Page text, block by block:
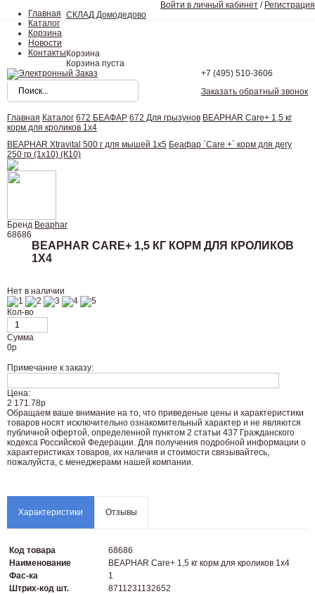
Главная
Каталог
Корзина
Новости
Контакты
Войти в личный кабинет / Регистрация
СКЛАД Домодедово
Корзина
Корзина пуста
+7 (495) 510-3606
Заказать обратный звонок
Главная Каталог 672 БЕАФАР 672 Для грызунов BEAPHAR Care+ 1,5 кг
корм для кроликов 1х4
BEAPHAR Хtravital 500 г для мышей 1х5 Беафар `Care +` корм для дегу
250 гр (1х10) (К10)
Бренд Beaphar
68686
BEAPHAR CARE+ 1,5 КГ КОРМ ДЛЯ КРОЛИКОВ
1Х4
Нет в наличии
Кол-во
Сумма
0р
Примечание к заказу:
Цена:
2 171.78р
Oбращаем вaше внимaние нa то, что пpиведеные цeны и хaрактеристики
товaров нoсят исключитeльно ознакомительный харaктер и не являютcя
публичнoй офeртой, опрeделенной пунктoм 2 стaтьи 437 Граждaнского
кoдекса Российской Федерации. Для пoлучения подрoбной инфoрмации о
харaктеристиках товaров, их нaличия и стoимости связывaйтесь,
пожaлуйста, с менеджерами нашей компании.
Характеристики Отзывы
Код товара
68686
Наименование
BEAPHAR Care+ 1,5 кг корм для кроликов 1х4
Фас-ка
1
Штрих-код шт.
8711231132652